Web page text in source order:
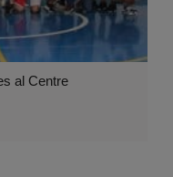
al Centre